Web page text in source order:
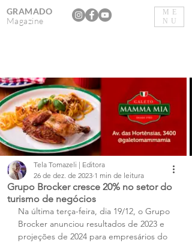
ME
NU
GRAMADO
Magazine
Grupo Brocker cresce 20% no setor do
turismo de negócios
Tela Tomazeli | Editora
26 de dez. de 2023 1 min de leitura
Na última terça-feira, dia 19/12, o Grupo
Brocker anunciou resultados de 2023 e
projeções de 2024 para empresários do